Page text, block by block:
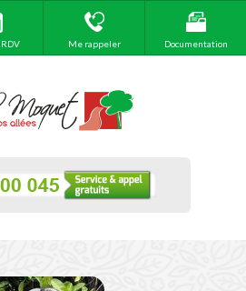
Me rappeler Documentation